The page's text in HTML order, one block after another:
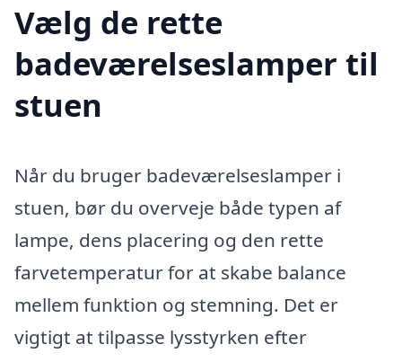
Vælg de rette
badeværelseslamper til
stuen
Når du bruger badeværelseslamper i
stuen, bør du overveje både typen af
lampe, dens placering og den rette
farvetemperatur for at skabe balance
mellem funktion og stemning. Det er
vigtigt at tilpasse lysstyrken efter